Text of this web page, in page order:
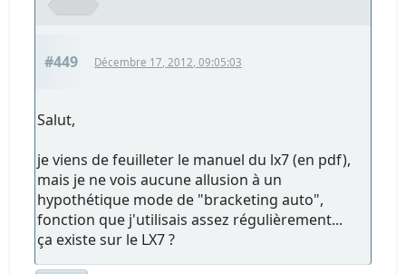
#449 Décembre 17, 2012, 09:05:03
Salut,
je viens de feuilleter le manuel du lx7 (en pdf),
mais je ne vois aucune allusion à un
hypothétique mode de "bracketing auto",
fonction que j'utilisais assez régulièrement...
ça existe sur le LX7 ?